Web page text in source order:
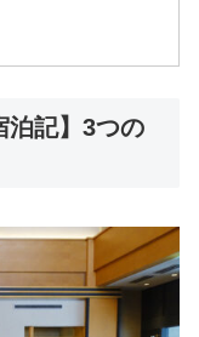
泊記】3つの